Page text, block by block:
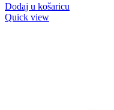
Dodaj u košaricu
Quick view